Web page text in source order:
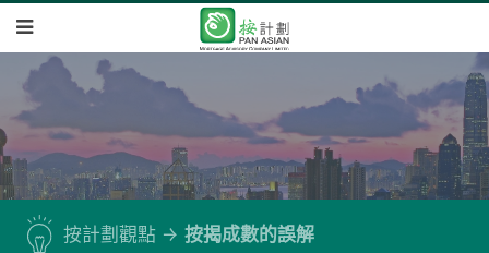
按計劃觀點 按揭成數的誤解